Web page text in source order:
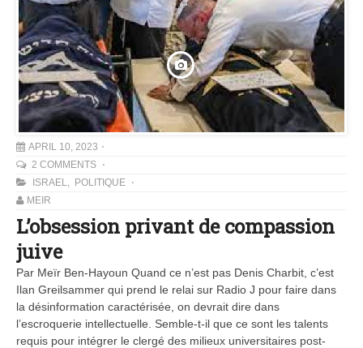
APRIL 10, 2023
2 COMMENTS
ISRAEL, POLITIQUE
MEIR
L’obsession privant de compassion
juive
Par Meïr Ben-Hayoun Quand ce n’est pas Denis Charbit, c’est
Ilan Greilsammer qui prend le relai sur Radio J pour faire dans
la désinformation caractérisée, on devrait dire dans
l’escroquerie intellectuelle. Semble-t-il que ce sont les talents
requis pour intégrer le clergé des milieux universitaires post-